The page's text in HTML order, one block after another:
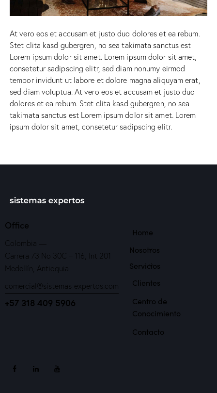
At vero eos et accusam et justo duo dolores et ea rebum.
Stet clita kasd gubergren, no sea takimata sanctus est
Lorem ipsum dolor sit amet. Lorem ipsum dolor sit amet,
consetetur sadipscing elitr, sed diam nonumy eirmod
tempor invidunt ut labore et dolore magna aliquyam erat,
sed diam voluptua. At vero eos et accusam et justo duo
dolores et ea rebum. Stet clita kasd gubergren, no sea
takimata sanctus est Lorem ipsum dolor sit amet. Lorem
ipsum dolor sit amet, consetetur sadipscing elitr.
Office
Colombia —
Carrera 73 No 30C – 116, Int 201
Medellín, Antioquia
comercial@sistemas-expertos.com
+57 318 409 5906
Home
Nosotros
Servicios
Clientes
Centro de
Conocimiento
Contacto